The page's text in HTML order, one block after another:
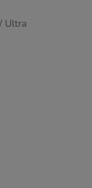
Ultra